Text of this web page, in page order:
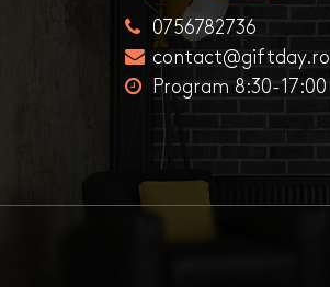
0756782736
contact@giftday.ro
Program 8:30-17:00